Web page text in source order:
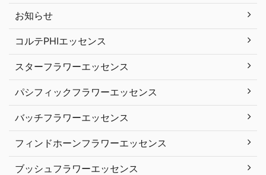
お知らせ
コルテPHIエッセンス
スターフラワーエッセンス
パシフィックフラワーエッセンス
バッチフラワーエッセンス
フィンドホーンフラワーエッセンス
ブッシュフラワーエッセンス